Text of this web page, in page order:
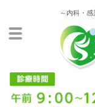
～内科・